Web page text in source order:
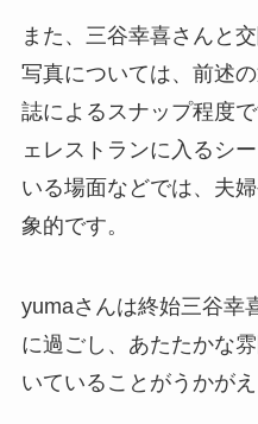
また、三谷幸喜さんと
写真については、前述
誌によるスナップ程度
ェレストランに入るシ
いる場面などでは、夫
象的です。
yumaさんは終始三谷幸
に過ごし、あたたかな
いていることがうかがえ